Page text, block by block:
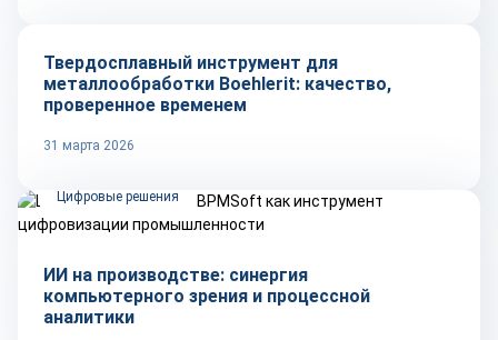
Твердосплавный инструмент для
металлообработки Boehlerit: качество,
проверенное временем
31 марта 2026
Цифровые решения
ИИ на производстве: синергия
компьютерного зрения и процессной
аналитики